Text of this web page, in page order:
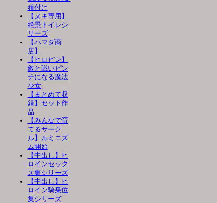
種付け
【ヌキ専用】
絶景トイレシ
リーズ
【ハマダ商
店】
【ヒロピン】
敵と戦いピン
チになる魔法
少女
【まとめて収
録】セット作
品
【みんなで育
てるサーク
ル】ルミニズ
ム開始
【中出し】ヒ
ロインセック
ス集シリーズ
【中出し】ヒ
ロイン騎乗位
集シリーズ